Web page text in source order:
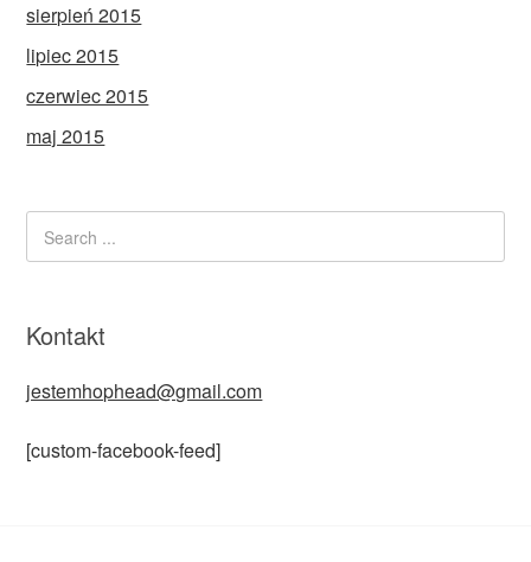
sierpień 2015
lipiec 2015
czerwiec 2015
maj 2015
Kontakt
jestemhophead@gmail.com
[custom-facebook-feed]